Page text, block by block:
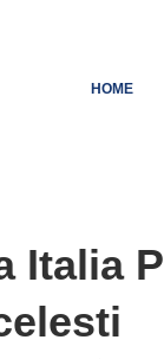
HOME
Italia